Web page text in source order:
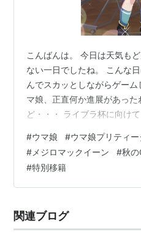
こんばんは。 今日は天気も
ない一日でしたね。 こんな
んでスカッとしながらゲー
マ娘、正直何か進展があっ
ど・・・ ライブラ杯に向け
ので、ライブラ杯に向けて育
移籍は 光の速さで締め切ら
わるのね、マックイーンの覚
けたからありがてえ。 次は
秋のGⅠ記念ミッション第2弾
#ウマ娘 #ウマ娘プリティ
# メジロマックイーン #秋の
#特別移籍
関連ブログ